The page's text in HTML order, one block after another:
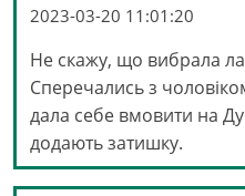
2023-03-20 11:01:20
Не скажу, що вибрала
Сперечались з
дала себе вмовити на
додають затишку.